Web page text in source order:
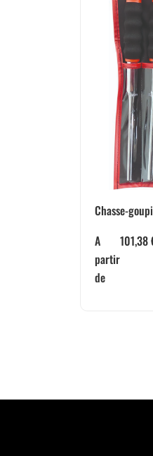
Chasse-
A
partir
de
101,38